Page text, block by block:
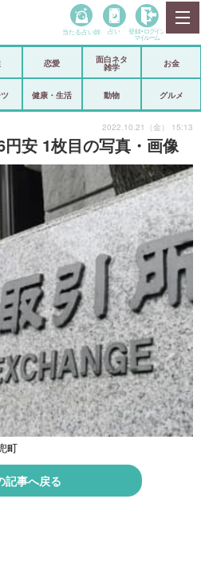
政治
スポーツ
ビックリ
アリ／ナシ
ショップ
イン/マイルーム
当たる占い師 占い 登録• ログイン
マイルーム
恋愛
面白ネタ
雑学
お金
健康・生活 動物 グルメ
安 1枚目の写真・画像
2022.10.21（金） 15:13
町
記事へ戻る